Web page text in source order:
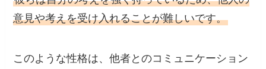
意見や考えを受け入れることが難しいです。
このような性格は、他者とのコミュニケーション